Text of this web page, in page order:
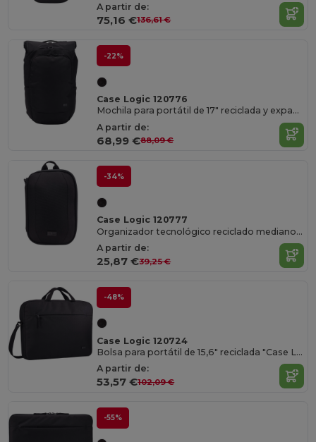
A partir de:
75,16 €136,61 €
-22%
Case Logic 120776
Mochila para portátil de 17" reciclada y expandible "Case Logic Variate"
A partir de:
68,99 €88,09 €
-34%
Case Logic 120777
Organizador tecnológico reciclado mediano “Case Logic Invigo”
A partir de:
25,87 €39,25 €
-48%
Case Logic 120724
Bolsa para portátil de 15,6" reciclada "Case Logic Invigo"
A partir de:
53,57 €102,09 €
-55%